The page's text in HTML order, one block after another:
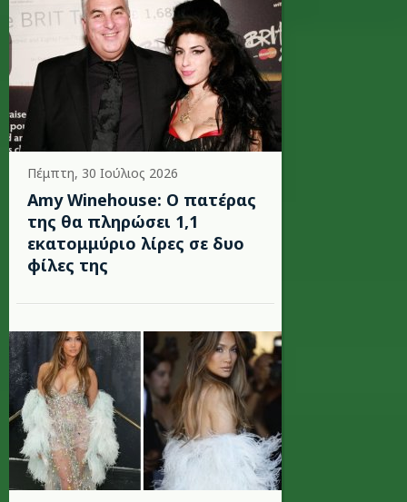
Πέμπτη, 30 Ιούλιος 2026
Amy Winehouse: Ο πατέρας
της θα πληρώσει 1,1
εκατομμύριο λίρες σε δυο
φίλες της